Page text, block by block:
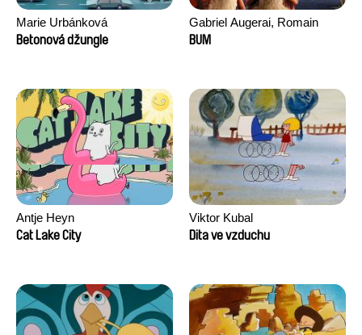
Marie Urbánková
Betonová džungle
Gabriel Augerai, Romain
Augier, Laurie Pereira De
BUM
Antje Heyn
Cat Lake City
Viktor Kubal
Dita ve vzduchu